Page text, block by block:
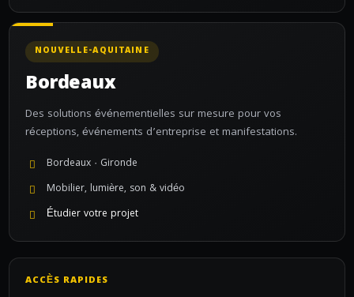
NOUVELLE-AQUITAINE
Bordeaux
Des solutions événementielles sur mesure pour vos
réceptions, événements d’entreprise et manifestations.
Bordeaux · Gironde
Mobilier, lumière, son & vidéo
Étudier votre projet
ACCÈS RAPIDES